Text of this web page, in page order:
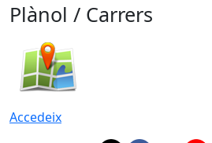
Plànol / Carrers
Accedeix